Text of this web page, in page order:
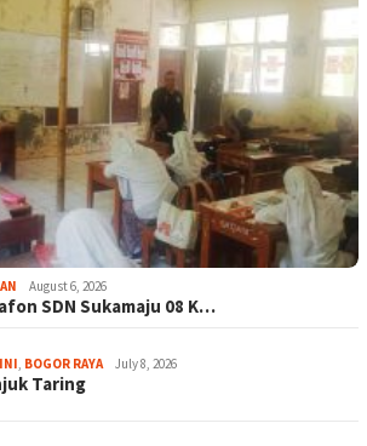
August 6, 2026
SDN Sukamaju 08 K…
BOGOR RAYA July 8, 2026
Taring